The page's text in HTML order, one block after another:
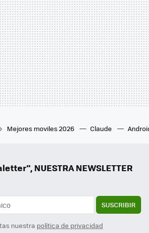
Mejores moviles 2026 Claude
NUESTRA NEWSLETTER
SUSCRIBIR
nuestra política de privacidad